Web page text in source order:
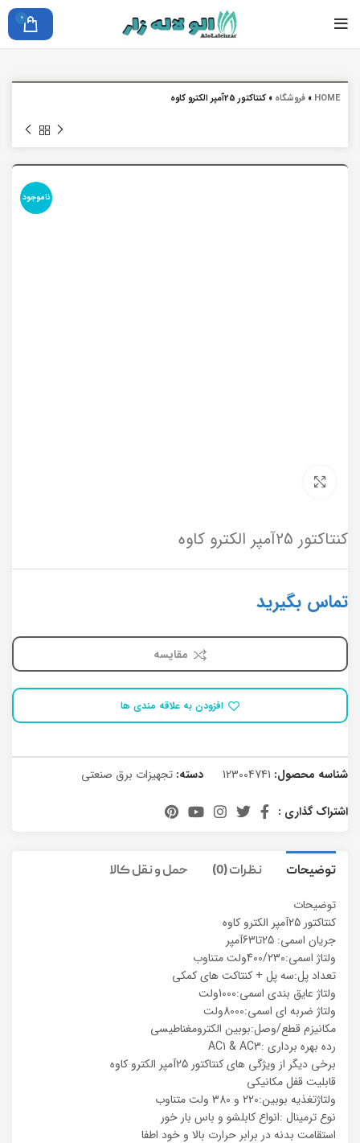
0
HOME
» فروشگاه » کنتاکتور 25آمپر الکترو کاوه
ناموجود
کنتاکتور 25آمپر الکترو کاوه
تماس بگیرید
مقایسه
افزودن به علاقه مندی ها
شناسه محصول: 123004741 دسته: تجهیزات برق صنعتی
اشتراک گذاری :
توضیحات نظرات (0)
حمل و نقل کالا
توضیحات
کنتاکتور 25آمپر الکترو کاوه
جریان اسمی: 25تا63آمپر
ولتاژ اسمی:400/230ولت متناوب
تعداد پل:سه پل + کنتاکت های کمکی
ولتاژ عایق بندی اسمی:1000ولت
ولتاژ ضربه ای اسمی:8000ولت
مکانیزم قطع/وصل:بوبین الکترومغناطیسی
رده بهره برداری :AC1 & AC3
برخی دیگر از ویژگی های کنتاکتور 25آمپر الکترو کاوه
قابلیت قفل مکانیکی
ولتاژتغذیه بوبین:220 و 380 ولت متناوب
نوع ترمینال :انواع کابلشو و باس بار خور
استقامت بدنه در برابر حرارت بالا و خود اطفا